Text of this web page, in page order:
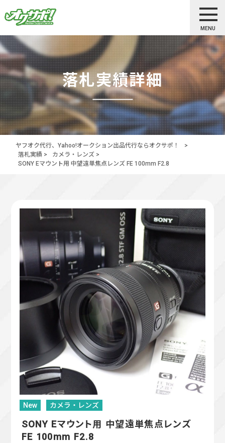
MENU
落札実績詳細
ヤフオク代行、Yahoo!オークション出品代行ならオクサポ！
>
落札実績 > カメラ・レンズ >
SONY Eマウント用 中望遠単焦点レンズ FE 100mm F2.8
New カメラ・レンズ
SONY Eマウント用 中望遠単焦点レンズ
FE 100mm F2.8